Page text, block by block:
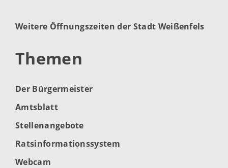
Weitere Öffnungszeiten der Stadt Weißenfels
Themen
Der Bürgermeister
Amtsblatt
Stellenangebote
Ratsinformationssystem
Webcam